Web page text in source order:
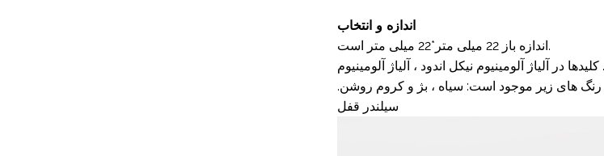
اندازه و انتخاب
اندازه باز 22 میلی متر*22 میلی متر است.
آلیاژ آلومینیوم نیکل اندود ، آلیاژ آلومینیوم
های زیر موجود است: سیاه ، بژ و کروم روشن.
سیلندر قفل